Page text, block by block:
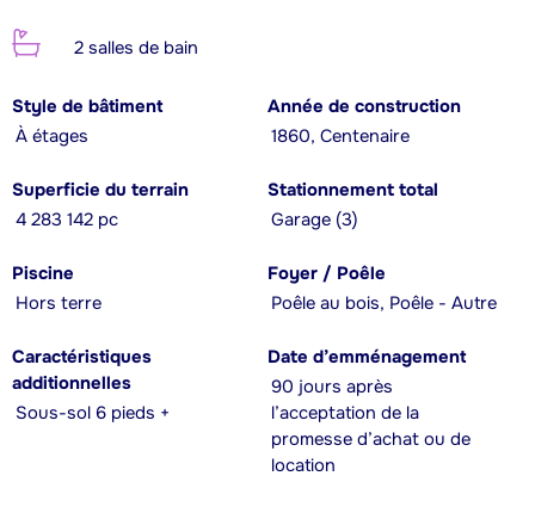
2 salles de bain
Style de bâtiment
À étages
Année de construction
1860, Centenaire
Superficie du terrain
4 283 142 pc
Stationnement total
Garage (3)
Piscine
Hors terre
Foyer / Poêle
Poêle au bois, Poêle - Autre
Caractéristiques
additionnelles
Sous-sol 6 pieds +
Date d’emménagement
90 jours après
l’acceptation de la
promesse d’achat ou de
location